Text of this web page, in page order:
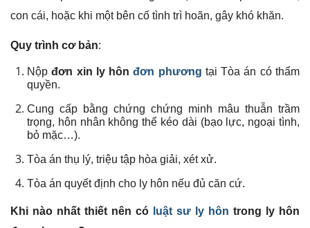
con cái, hoặc khi một bên cố tình trì hoãn, gây khó khăn.
Quy trình cơ bản:
Nộpđơn xin ly hônđơn phương tại Tòa án có thẩm
quyền.
Cung cấp bằng chứng chứng minh mâu thuẫn trầm
trọng, hôn nhân không thể kéo dài (bạo lực, ngoại tình,
bỏ mặc…).
Tòa án thụ lý, triệu tập hòa giải, xét xử.
Tòa án quyết định cho ly hôn nếu đủ căn cứ.
Khi nào nhất thiết nên có luật sư ly hôn trong ly hôn